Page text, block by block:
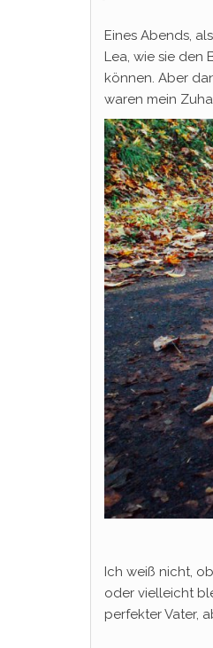
Eines Abends,
Lea, wie sie den
können. Aber
waren mein
Ich weiß nicht,
oder vielleicht
perfekter Vater,